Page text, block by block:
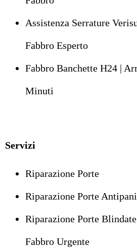
Assistenza Serrature
Fabbro Esperto
Fabbro Banchette H24 |
Minuti
Servizi
Riparazione Porte
Riparazione Porte
Riparazione Porte
Fabbro Urgente